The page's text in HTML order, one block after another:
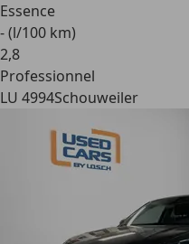
Essence
- (l/100 km)
2,8
Professionnel
LU 4994Schouweiler